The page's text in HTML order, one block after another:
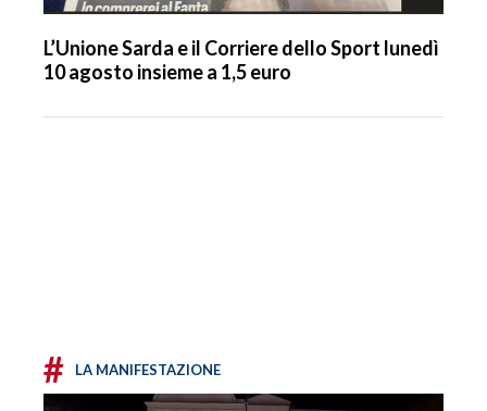
L’Unione Sarda e il Corriere dello Sport lunedì
10 agosto insieme a 1,5 euro
# LA MANIFESTAZIONE